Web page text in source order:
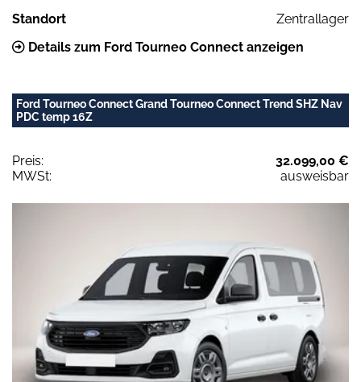
Standort
Zentrallager
Details zum Ford Tourneo Connect anzeigen
Ford Tourneo Connect Grand Tourneo Connect Trend SHZ Nav
PDC temp 16Z
Preis:
32.099,00 €
MWSt:
ausweisbar